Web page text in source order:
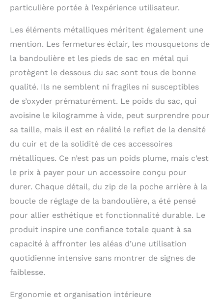
particulière portée à l’expérience utilisateur.
Les éléments métalliques méritent également une
mention. Les fermetures éclair, les mousquetons de
la bandoulière et les pieds de sac en métal qui
protègent le dessous du sac sont tous de bonne
qualité. Ils ne semblent ni fragiles ni susceptibles
de s’oxyder prématurément. Le poids du sac, qui
avoisine le kilogramme à vide, peut surprendre pour
sa taille, mais il est en réalité le reflet de la densité
du cuir et de la solidité de ces accessoires
métalliques. Ce n’est pas un poids plume, mais c’est
le prix à payer pour un accessoire conçu pour
durer. Chaque détail, du zip de la poche arrière à la
boucle de réglage de la bandoulière, a été pensé
pour allier esthétique et fonctionnalité durable. Le
produit inspire une confiance totale quant à sa
capacité à affronter les aléas d’une utilisation
quotidienne intensive sans montrer de signes de
faiblesse.
Ergonomie et organisation intérieure